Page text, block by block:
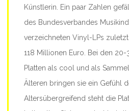
Künstlerin. Ein paar Zahlen
des Bundesverbandes
verzeichneten Vinyl-LPs
118 Millionen Euro. Bei den
Platten als cool und als
Älteren bringen sie ein Gefühl
Altersübergreifend steht die